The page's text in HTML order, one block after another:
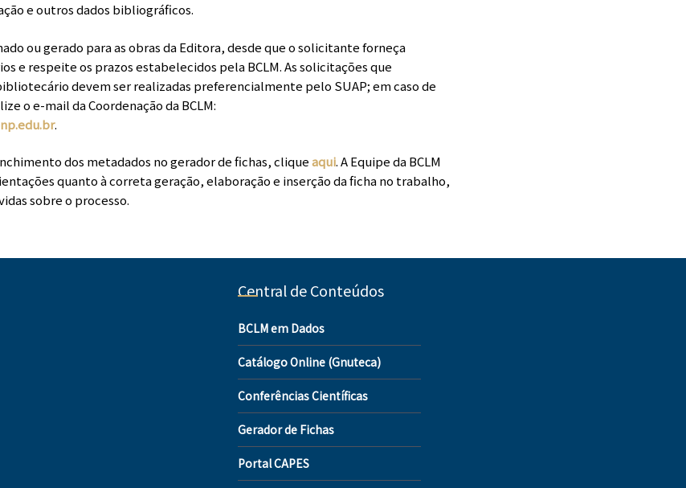
e outros dados bibliográficos.
ou gerado para as obras da Editora, desde que o solicitante forneça
e respeite os prazos estabelecidos pela BCLM. As solicitações que
devem ser realizadas preferencialmente pelo SUAP; em caso de
o e-mail da Coordenação da BCLM:
.
dos metadados no gerador de fichas, cliqueaqui. A Equipe da BCLM
quanto à correta geração, elaboração e inserção da ficha no trabalho,
sobre o processo.
Central de Conteúdos
BCLM em Dados
Catálogo Online (Gnuteca)
Conferências Científicas
Gerador de Fichas
Portal CAPES